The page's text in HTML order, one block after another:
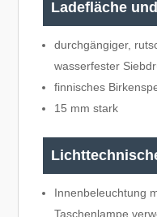
Ladefläche
durchgängiger,
wasserfester
finnisches
15 mm stark
Innenbeleuchtung
Taschenlampe